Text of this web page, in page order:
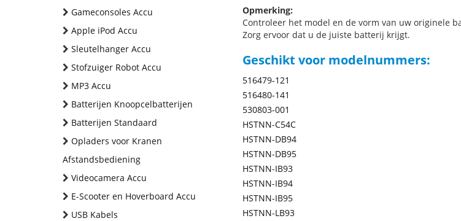
Gameconsoles Accu
Apple iPod Accu
Sleutelhanger Accu
Stofzuiger Robot Accu
MP3 Accu
Batterijen Knoopcelbatterijen
Batterijen Standaard
Opladers voor Kranen
Afstandsbediening
Videocamera Accu
E-Scooter en Hoverboard Accu
USB Kabels
Opmerking:
Controleer het model en de vorm van uw originele
Zorg ervoor dat u de juiste batterij krijgt.
Geschikt voor modelnummers:
516479-121
516480-141
530803-001
HSTNN-C54C
HSTNN-DB94
HSTNN-DB95
HSTNN-IB93
HSTNN-IB94
HSTNN-IB95
HSTNN-LB93